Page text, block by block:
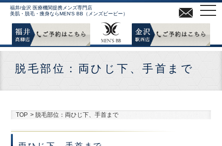
福井/金沢 医療機関提携メンズ専門店
美肌・脱毛・痩身ならMEN'S BB（メンズビービー）
脱毛部位：両ひじ下、手首まで
TOP > 脱毛部位：両ひじ下、手首まで